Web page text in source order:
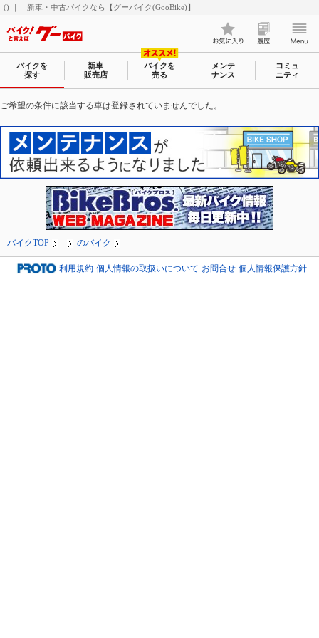
() ｜｜新車・中古バイクなら【グーバイク(GooBike)】
バイクを
探す
新車
販売店
バイクを
売る
メンテ
ナンス
コミュ
ニティ
ご希望の条件に該当する車は登録されていませんでした。
バイクTOP のバイク
利用規約 個人情報の取扱いについて お問合せ 個人情報保護方針